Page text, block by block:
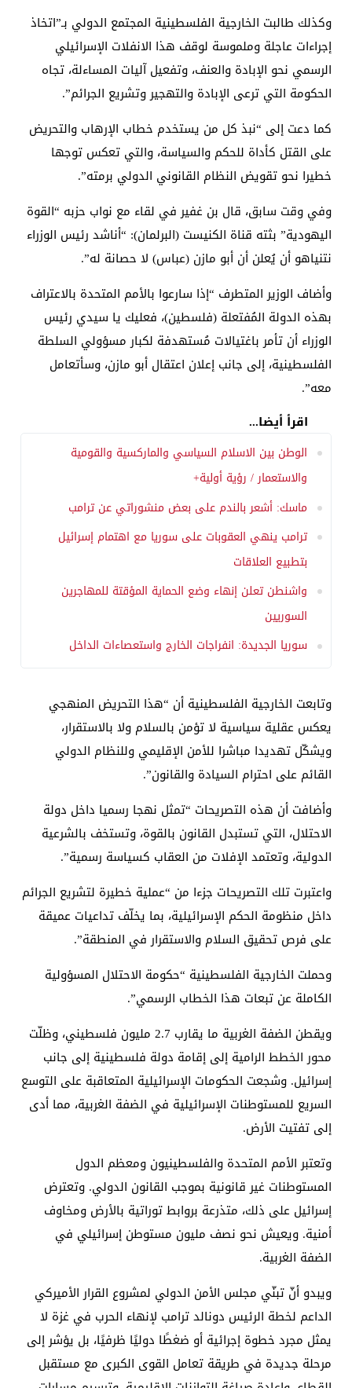
وكذلك طالبت الخارجية الفلسطينية المجتمع الدولي بـ”اتخاذ
إجراءات عاجلة وملموسة لوقف هذا الانفلات الإسرائيلي
الرسمي نحو الإبادة والعنف، وتفعيل آليات المساءلة، تجاه
الحكومة التي ترعى الإبادة والتهجير وتشريع الجرائم”.
كما دعت إلى “نبذ كل من يستخدم خطاب الإرهاب والتحريض
على القتل كأداة للحكم والسياسة، والتي تعكس توجها
خطيرا نحو تقويض النظام القانوني الدولي برمته”.
وفي وقت سابق، قال بن غفير في لقاء مع نواب حزبه “القوة
اليهودية” بثته قناة الكنيست (البرلمان): “أناشد رئيس الوزراء
نتنياهو أن يُعلن أن أبو مازن (عباس) لا حصانة له”.
وأضاف الوزير المتطرف “إذا سارعوا بالأمم المتحدة بالاعتراف
بهذه الدولة المُفتعلة (فلسطين)، فعليك يا سيدي رئيس
الوزراء أن تأمر باغتيالات مُستهدفة لكبار مسؤولي السلطة
الفلسطينية، إلى جانب إعلان اعتقال أبو مازن، وسأتعامل
معه”.
اقرأ أيضا...
الوطن بين الاسلام السياسي والماركسية والقومية
والاستعمار / رؤية أولية+
ماسك: أشعر بالندم على بعض منشوراتي عن ترامب
ترامب ينهي العقوبات على سوريا مع اهتمام إسرائيل
بتطبيع العلاقات
واشنطن تعلن إنهاء وضع الحماية المؤقتة للمهاجرين
السوريين
سوريا الجديدة: انفراجات الخارج واستعصاءات الداخل
وتابعت الخارجية الفلسطينية أن “هذا التحريض المنهجي
يعكس عقلية سياسية لا تؤمن بالسلام ولا بالاستقرار،
ويشكّل تهديدا مباشرا للأمن الإقليمي وللنظام الدولي
القائم على احترام السيادة والقانون”.
وأضافت أن هذه التصريحات “تمثل نهجا رسميا داخل دولة
الاحتلال، التي تستبدل القانون بالقوة، وتستخف بالشرعية
الدولية، وتعتمد الإفلات من العقاب كسياسة رسمية”.
واعتبرت تلك التصريحات جزءا من “عملية خطيرة لتشريع الجرائم
داخل منظومة الحكم الإسرائيلية، بما يخلّف تداعيات عميقة
على فرص تحقيق السلام والاستقرار في المنطقة”.
وحملت الخارجية الفلسطينية “حكومة الاحتلال المسؤولية
الكاملة عن تبعات هذا الخطاب الرسمي”.
ويقطن الضفة الغربية ما يقارب 2.7 مليون فلسطيني، وظلّت
محور الخطط الرامية إلى إقامة دولة فلسطينية إلى جانب
إسرائيل. وشجعت الحكومات الإسرائيلية المتعاقبة على التوسع
السريع للمستوطنات الإسرائيلية في الضفة الغربية، مما أدى
إلى تفتيت الأرض.
وتعتبر الأمم المتحدة والفلسطينيون ومعظم الدول
المستوطنات غير قانونية بموجب القانون الدولي. وتعترض
إسرائيل على ذلك، متذرعة بروابط توراتية بالأرض ومخاوف
أمنية. ويعيش نحو نصف مليون مستوطن إسرائيلي في
الضفة الغربية.
ويبدو أنّ تبنّي مجلس الأمن الدولي لمشروع القرار الأميركي
الداعم لخطة الرئيس دونالد ترامب لإنهاء الحرب في غزة لا
يمثل مجرد خطوة إجرائية أو ضغطًا دوليًا ظرفيًا، بل يؤشر إلى
مرحلة جديدة في طريقة تعامل القوى الكبرى مع مستقبل